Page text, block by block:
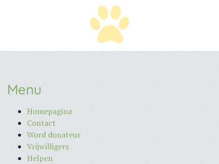
Menu
Homepagina
Contact
Word donateur
Vrijwilligers
Helpen